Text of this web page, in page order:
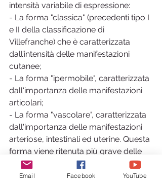
intensità variabile di espressione:
- La forma "classica" (precedenti tipo I
e II della classificazione di
Villefranche) che è caratterizzata
dall’intensità delle manifestazioni
cutanee;
- La forma "ipermobile", caratterizzata
dall'importanza delle manifestazioni
articolari;
- La forma "vascolare", caratterizzata
dall'importanza delle manifestazioni
arteriose, intestinali ed uterine. Questa
forma viene ritenuta più grave delle
altre per l’importanza delle
complicanze vascolari, intestinali ed
Email Facebook YouTube